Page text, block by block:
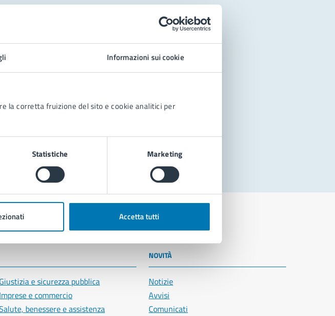
Informazioni sui cookie
la corretta fruizione del sito e cookie analitici per
Statistiche Marketing
Accetta tutti
Giustizia e sicurezza pubblica
Imprese e commercio
benessere e assistenza
NOVITÀ
Notizie
Avvisi
Comunicati